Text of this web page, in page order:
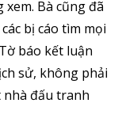
xem. Bà cũng đã
bị cáo tìm mọi
báo kết luận
sử, không phải
nhà đấu tranh